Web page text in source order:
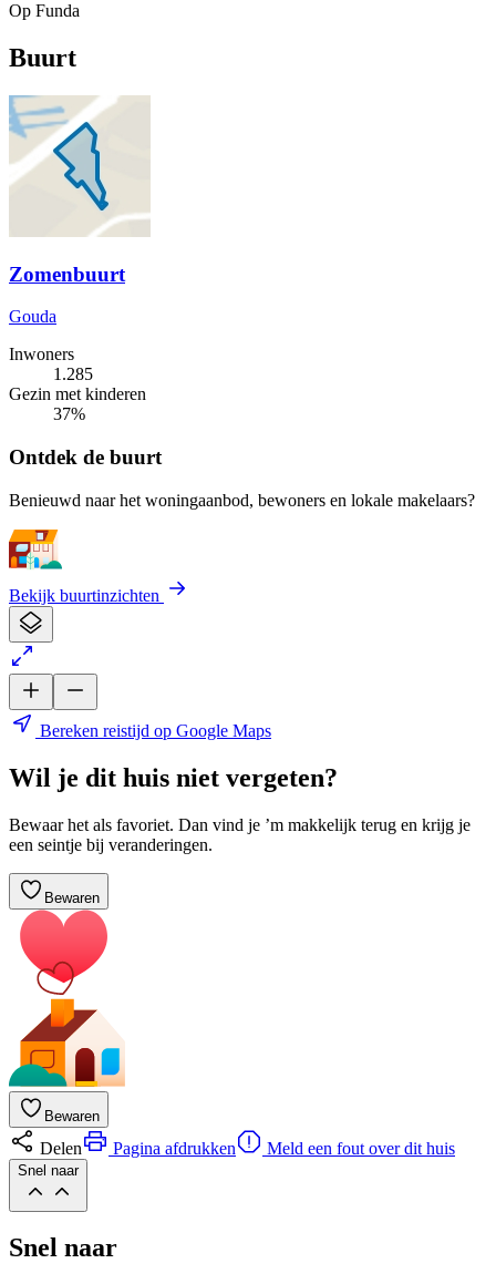
Op Funda
Buurt
Zomenbuurt
Gouda
Inwoners
1.285
Gezin met kinderen
37%
Ontdek de buurt
Benieuwd naar het woningaanbod, bewoners en lokale makelaars?
Bekijk buurtinzichten
Bereken reistijd op Google Maps
Wil je dit huis niet vergeten?
Bewaar het als favoriet. Dan vind je ’m makkelijk terug en krijg je
een seintje bij veranderingen.
Bewaren
Bewaren
Delen Pagina afdrukken Meld een fout over dit huis
Snel naar
Snel naar